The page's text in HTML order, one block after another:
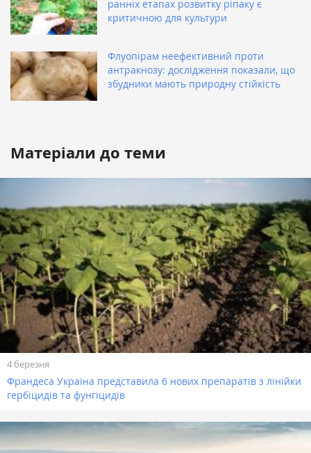
ранніх етапах розвитку ріпаку є
критичною для культури
Флуопірам неефективний проти
антракнозу: дослідження показали, що
збудники мають природну стійкість
Матеріали до теми
4 березня
Франдеса Україна представила 6 нових препаратів з лінійки
гербіцидів та фунгіцидів